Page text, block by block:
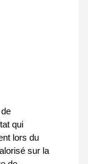
qui
lors du
sur la